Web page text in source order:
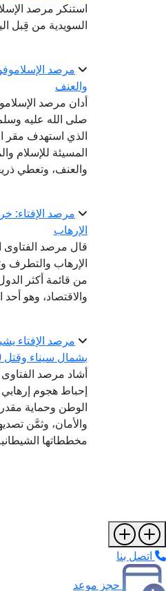
استنكر مرصد
السويدية من قِبل
مرصد
والعنف
أدان مرصد
صلى الله عليه
المسيئة للإسلام
والعنف، وتعطي
مرصد الإفتاء:
الإرهاب
قال مرصد الفتاوى
الإرهاب والتطرف
والاقتصاد، وهو
مرصد الإفتاء
بشمال سيناء وقتل 10 إرهابيين
أشاد مرصد الفتاوى
الوطن وحماية
والأمان، وثمَّن
مخططاتها
اتصل بنا
حجز موعد